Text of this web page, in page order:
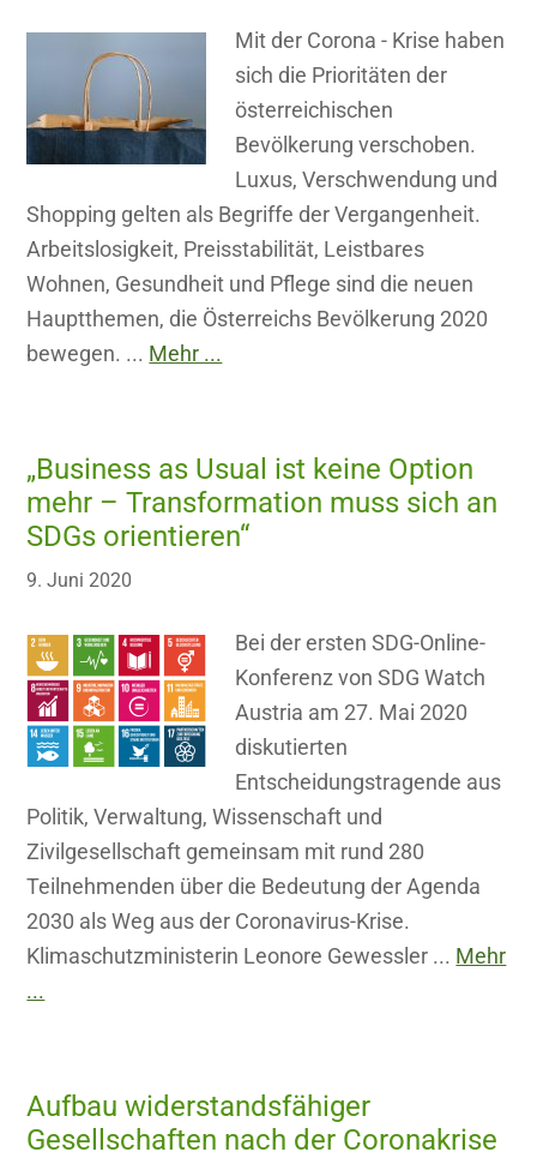
Mit der Corona - Krise haben
sich die Prioritäten der
österreichischen
Bevölkerung verschoben.
Luxus, Verschwendung und
Shopping gelten als Begriffe der Vergangenheit.
Arbeitslosigkeit, Preisstabilität, Leistbares
Wohnen, Gesundheit und Pflege sind die neuen
Hauptthemen, die Österreichs Bevölkerung 2020
bewegen. ... Mehr ...
„Business as Usual ist keine Option
mehr – Transformation muss sich an
SDGs orientieren“
9. Juni 2020
Bei der ersten SDG-Online-
Konferenz von SDG Watch
Austria am 27. Mai 2020
diskutierten
Entscheidungstragende aus
Politik, Verwaltung, Wissenschaft und
Zivilgesellschaft gemeinsam mit rund 280
Teilnehmenden über die Bedeutung der Agenda
2030 als Weg aus der Coronavirus-Krise.
Klimaschutzministerin Leonore Gewessler ... Mehr
...
Aufbau widerstandsfähiger
Gesellschaften nach der Coronakrise